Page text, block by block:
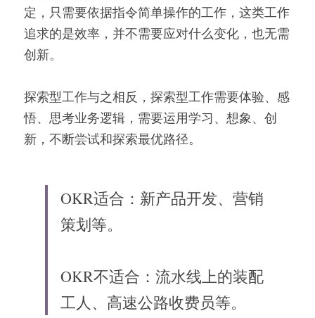
定，只需要依据指令简单操作的工作，这类工作
追求的是效率，并不需要应对什么变化，也无需
创新。
探索型工作与之相反，探索型工作需要体验、感
悟、思考业务逻辑，需要运用学习、想象、创
新，不断尝试和探索最优路径。
OKR适合：新产品开发、营销
策划等。
OKR不适合：流水线上的装配
工人、高速公路收费员等。